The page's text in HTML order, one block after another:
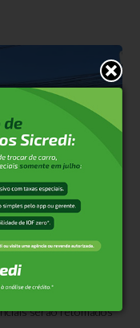
suspende
na Comissão de
serão retomados